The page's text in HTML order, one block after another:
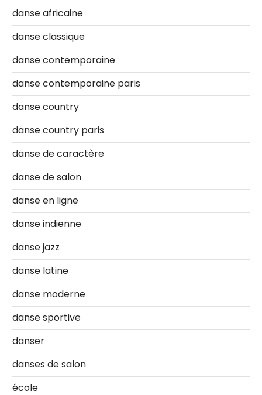
danse africaine
danse classique
danse contemporaine
danse contemporaine paris
danse country
danse country paris
danse de caractère
danse de salon
danse en ligne
danse indienne
danse jazz
danse latine
danse moderne
danse sportive
danser
danses de salon
école